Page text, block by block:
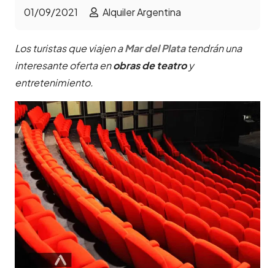
01/09/2021 Alquiler Argentina
Los turistas que viajen aMar del Plata tendrán una
interesante oferta enobras de teatroy
entretenimiento.